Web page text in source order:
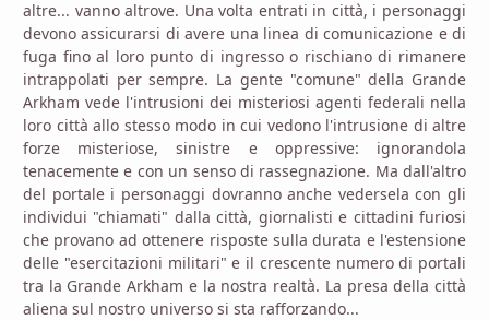
altre... vanno altrove. Una volta entrati in città, i personaggi
devono assicurarsi di avere una linea di comunicazione e di
fuga fino al loro punto di ingresso o rischiano di rimanere
intrappolati per sempre. La gente "comune" della Grande
Arkham vede l'intrusioni dei misteriosi agenti federali nella
loro città allo stesso modo in cui vedono l'intrusione di altre
forze misteriose, sinistre e oppressive: ignorandola
tenacemente e con un senso di rassegnazione. Ma dall'altro
del portale i personaggi dovranno anche vedersela con gli
individui "chiamati" dalla città, giornalisti e cittadini furiosi
che provano ad ottenere risposte sulla durata e l'estensione
delle "esercitazioni militari" e il crescente numero di portali
tra la Grande Arkham e la nostra realtà. La presa della città
aliena sul nostro universo si sta rafforzando...